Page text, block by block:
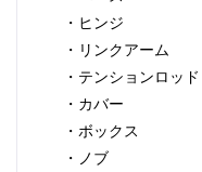
・ヒンジ
・リンクアーム
・テンションロッド
・カバー
・ボックス
・ノブ